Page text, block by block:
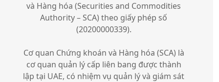
và Hàng hóa (Securities and Commodities
Authority – SCA) theo giấy phép số
(20200000339).
Cơ quan Chứng khoán và Hàng hóa (SCA) là
cơ quan quản lý cấp liên bang được thành
lập tại UAE, có nhiệm vụ quản lý và giám sát